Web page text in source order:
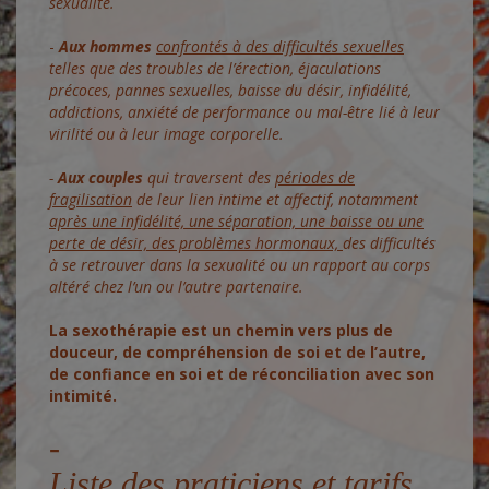
- Aux hommes confrontés à des difficultés sexuelles
telles que des troubles de l’érection, éjaculations
précoces, pannes sexuelles, baisse du désir, infidélité,
addictions, anxiété de performance ou mal-être lié à leur
virilité ou à leur image corporelle.
-Aux couples qui traversent des périodes de
fragilisation de leur lien intime et affectif, notamment
après une infidélité, une séparation, une baisse ou une
perte de désir, des problèmes hormonaux, des difficultés
à se retrouver dans la sexualité ou un rapport au corps
altéré chez l’un ou l’autre partenaire.
La sexothérapie est un chemin vers plus de
douceur, de compréhension de soi et de l’autre,
de confiance en soi et de réconciliation avec son
intimité.